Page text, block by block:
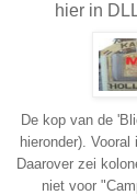
hier in
De kop van de
hieronder).
Daarover zei
niet voor